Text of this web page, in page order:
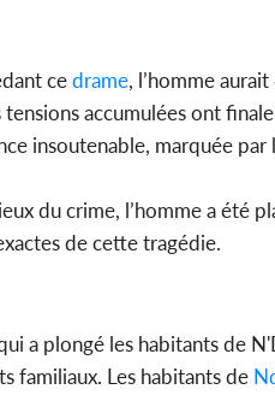
cedrame, l’homme
tensions accumulées ont
insoutenable, marquée par
du crime, l’homme a été
de cette tragédie.
a plongé les habitants de
familiaux. Les habitants de